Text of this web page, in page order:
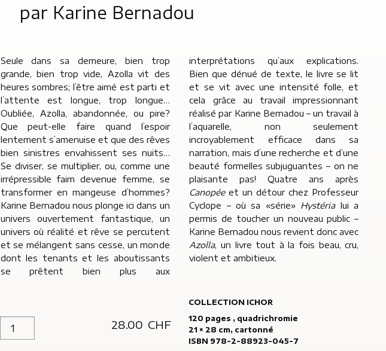
par Karine Bernadou
Seule dans sa demeure, bien trop
grande, bien trop vide, Azolla vit des
heures sombres; l’être aimé est parti et
l’attente est longue, trop longue…
Oubliée, Azolla, abandonnée, ou pire?
Que peut-elle faire quand l’espoir
lentement s’amenuise et que des rêves
bien sinistres envahissent ses nuits…
Se diviser, se multiplier, ou, comme une
irrépressible faim devenue femme, se
transformer en mangeuse d’hommes?
Karine Bernadou nous plonge ici dans un
univers ouvertement fantastique, un
univers où réalité et rêve se percutent
et se mélangent sans cesse, un monde
dont les tenants et les aboutissants
se prêtent bien plus aux
interprétations qu’aux explications.
Bien que dénué de texte, le livre se lit
et se vit avec une intensité folle, et
cela grâce au travail impressionnant
réalisé par Karine Bernadou – un travail à
l’aquarelle, non seulement
incroyablement efficace dans sa
narration, mais d’une recherche et d’une
beauté formelles subjuguantes – on ne
plaisante pas! Quatre ans après
Canopéeet un détour chez Professeur
Cyclope – où sa «série» Hystérialui a
permis de toucher un nouveau public –
Karine Bernadou nous revient donc avec
Azolla, un livre tout à la fois beau, cru,
violent et ambitieux.
COLLECTION ICHOR
120 pages , quadrichromie
21 × 28 cm, cartonné
ISBN 978-2-88923-045-7
quantité de Azolla 28.00 CHF